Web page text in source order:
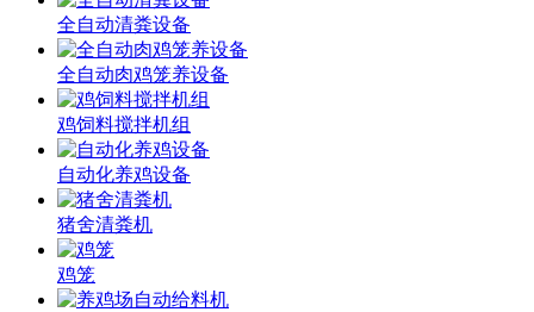
全自动清粪设备
全自动肉鸡笼养设备
鸡饲料搅拌机组
自动化养鸡设备
猪舍清粪机
鸡笼